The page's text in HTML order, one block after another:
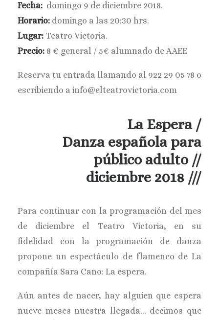
Fecha: domingo 9 de diciembre 2018.
Horario: domingo a las 20:30 hrs.
Lugar: Teatro Victoria.
Precio: 8 € general / 5€ alumnado de AAEE
Reserva tu entrada llamando al 922 29 05 78 o
escribiendo a info@elteatrovictoria.com
La Espera /
Danza española para
público adulto //
diciembre 2018 ///
Para continuar con la programación del mes
de diciembre el Teatro Victoria, en su
fidelidad con la programación de danza
propone un espectáculo de flamenco de La
compañía Sara Cano: La espera.
Aún antes de nacer, hay alguien que espera
nueve meses nuestra llegada… decimos que